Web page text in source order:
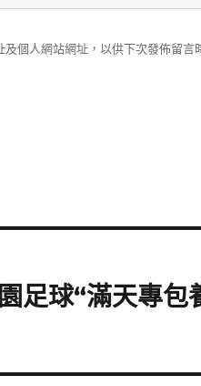
個人網站網址，以供下次發佈留言
足球“滿天專